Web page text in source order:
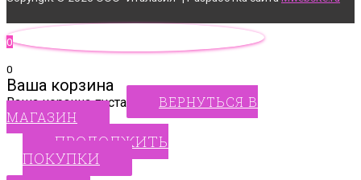
0
0
Ваша корзина
Ваша корзина пуста
ВЕРНУТЬСЯ В
МАГАЗИН
ПРОДОЛЖИТЬ
ПОКУПКИ